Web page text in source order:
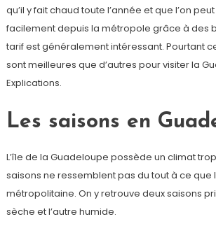
qu’il y fait chaud toute l’année et que l’on
facilement depuis la métropole grâce à des
tarif est généralement intéressant. Pourtant
sont meilleures que d’autres pour visiter la
Explications.
Les saisons en
L’île de la Guadeloupe possède un climat
saisons ne ressemblent pas du tout à ce que
métropolitaine. On y retrouve deux saisons
sèche et l’autre humide.